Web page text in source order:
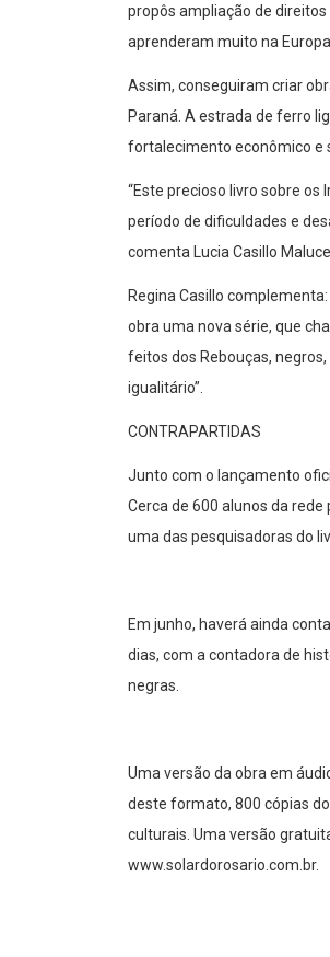
propôs ampliação de
aprenderam muito na
Assim, conseguiram criar
Paraná. A estrada de ferro
fortalecimento econômico e
“Este precioso livro sobre
período de dificuldades e
comenta Lucia Casillo
Regina Casillo
obra uma nova série, que
feitos dos Rebouças,
igualitário”.
CONTRAPARTIDAS
Junto com o lançamento
Cerca de 600 alunos da
uma das pesquisadoras do
Em junho, haverá ainda
dias, com a contadora de
negras.
Uma versão da obra em
deste formato, 800 cópias
culturais. Uma versão
www.solardorosario.com.br.